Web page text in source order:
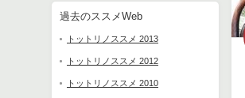
過去のススメWeb
トットリノススメ 2013
トットリノススメ 2012
トットリノススメ 2010